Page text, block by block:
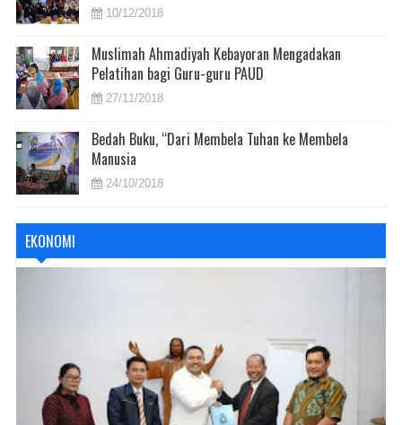
10/12/2018
Muslimah Ahmadiyah Kebayoran Mengadakan
Pelatihan bagi Guru-guru PAUD
27/11/2018
Bedah Buku, “Dari Membela Tuhan ke Membela
Manusia
24/10/2018
EKONOMI